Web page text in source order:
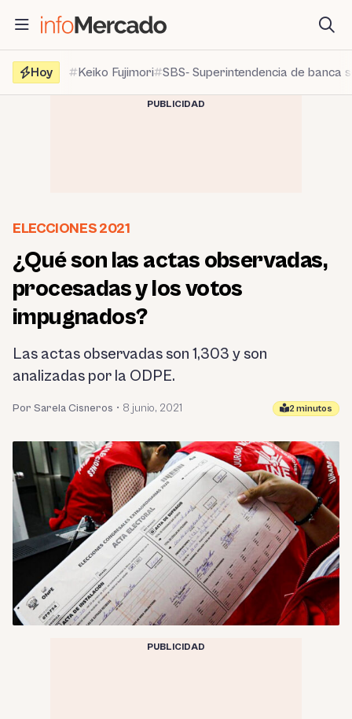
contenido
Hoy
Keiko Fujimori SBS- Superintendencia de banca
PUBLICIDAD
ELECCIONES 2021
¿Qué son las actas observadas,
procesadas y los votos
impugnados?
Las actas observadas son 1,303 y son
analizadas por la ODPE.
Por Sarela Cisneros • 8 junio, 2021 2 minutos
PUBLICIDAD